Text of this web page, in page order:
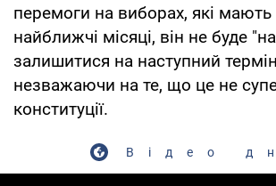
перемоги на виборах, які мають
найближчі місяці, він не буде
залишитися на наступний
незважаючи на те, що це не
конституції.
Відео